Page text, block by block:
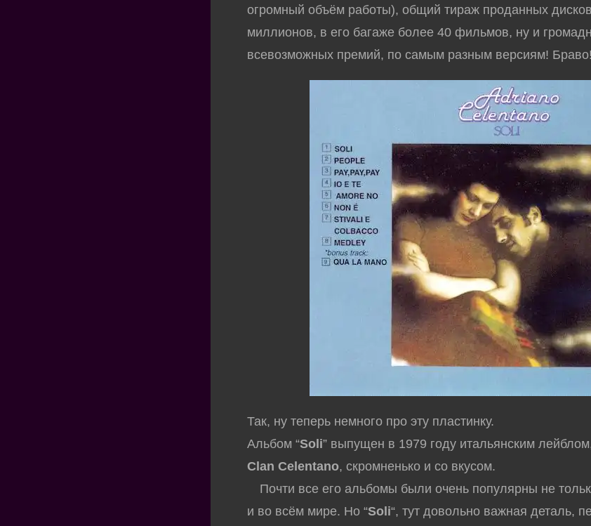
огромный объём работы), общий тираж проданных
миллионов, в его багаже более 40 фильмов, ну и
всевозможных премий, по самым разным версиям! Браво!
Так, ну теперь немного про эту пластинку.
Альбом “Soli” выпущен в 1979 году итальянским
Clan Celentano, скромненько и со вкусом.
Почти все его альбомы были очень популярны не
и во всём мире. Но “Soli“, тут довольно важная деталь,